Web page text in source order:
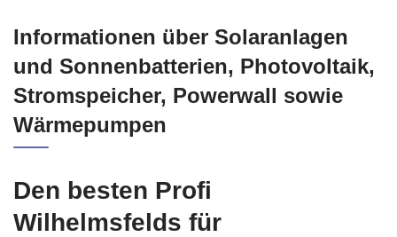
Informationen über Solaranlagen
und Sonnenbatterien, Photovoltaik,
Stromspeicher, Powerwall sowie
Wärmepumpen
Den besten Profi
Wilhelmsfelds für